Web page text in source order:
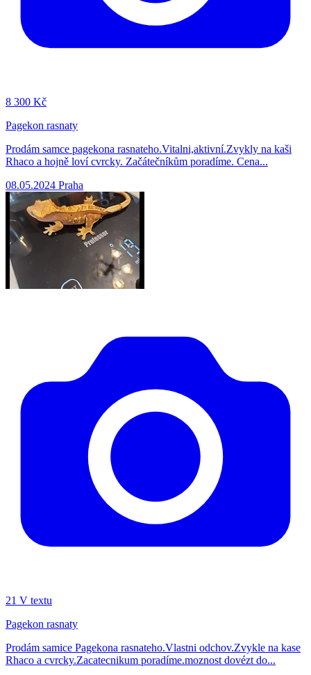
8 300 Kč
Pagekon rasnaty
Prodám samce pagekona rasnateho.Vitalni,aktivní.Zvykly na kaši
Rhaco a hojně loví cvrcky. Začátečníkům poradíme. Cena...
08.05.2024 Praha
21 V textu
Pagekon rasnaty
Prodám samice Pagekona rasnateho.Vlastni odchov.Zvykle na kase
Rhaco a cvrcky.Zacatecnikum poradíme.moznost dovézt do...